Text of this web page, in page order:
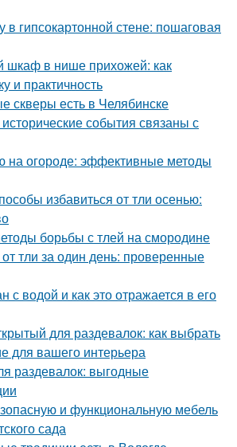
в гипсокартонной стене: пошаговая
шкаф в нише прихожей: как
и практичность
скверы есть в Челябинске
события связаны с
на огороде: эффективные методы
избавиться от тли осенью:
борьбы с тлей на смородине
от тли за один день: проверенные
с водой и как это отражается в его
для раздевалок: как выбрать
для вашего интерьера
раздевалок: выгодные
и функциональную мебель
сада